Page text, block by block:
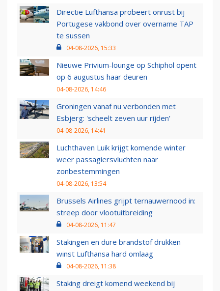
Directie Lufthansa probeert onrust bij
Portugese vakbond over overname TAP
te sussen
04-08-2026, 15:33
Nieuwe Privium-lounge op Schiphol opent
op 6 augustus haar deuren
04-08-2026, 14:46
Groningen vanaf nu verbonden met
Esbjerg: 'scheelt zeven uur rijden'
04-08-2026, 14:41
Luchthaven Luik krijgt komende winter
weer passagiersvluchten naar
zonbestemmingen
04-08-2026, 13:54
Brussels Airlines grijpt ternauwernood in:
streep door vlootuitbreiding
04-08-2026, 11:47
Stakingen en dure brandstof drukken
winst Lufthansa hard omlaag
04-08-2026, 11:38
Staking dreigt komend weekend bij